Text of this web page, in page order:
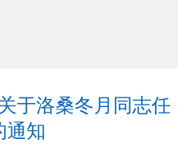
于洛桑冬月同志任
通知